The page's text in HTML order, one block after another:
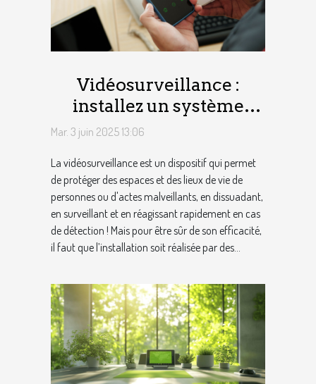
Vidéosurveillance :
installez un système
complet avec ValloTech !
Mar. 3 juin 2025 13:06
La vidéosurveillance est un dispositif qui permet
de protéger des espaces et des lieux de vie de
personnes ou d'actes malveillants, en dissuadant,
en surveillant et en réagissant rapidement en cas
de détection ! Mais pour être sûr de son efficacité,
il faut que l’installation soit réalisée par des...